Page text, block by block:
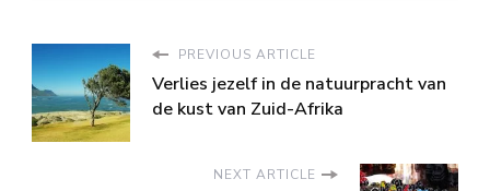
PREVIOUS ARTICLE
Verlies jezelf in de natuurpracht van
de kust van Zuid-Afrika
NEXT ARTICLE